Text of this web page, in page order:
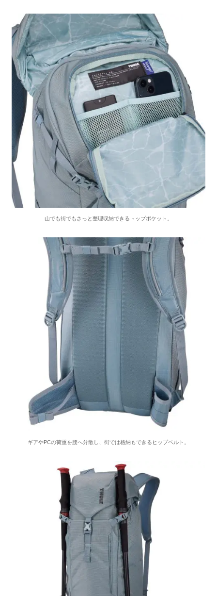
⼭でも街でもさっと整理収納できるトップポケット。
ギアやPCの荷重を腰へ分散し、街では格納もできるヒップベルト。